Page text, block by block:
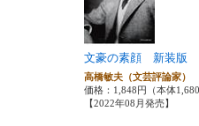
文豪の素顔 新装版
高橋敏夫（文芸評論家
価格：1,848円（本体1,680
【2022年08月発売】